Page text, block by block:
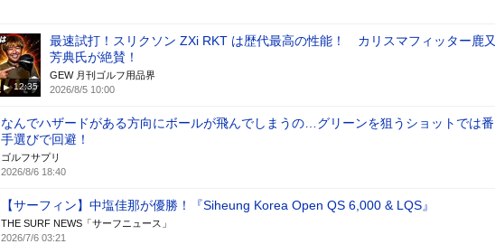
12:35
最速試打！スリクソン ZXi RKT は歴代最高の性能！ カリスマフィッター鹿又
芳典氏が絶賛！
GEW 月刊ゴルフ用品界
2026/8/5 10:00
なんでハザードがある方向にボールが飛んでしまうの…グリーンを狙うショットでは番
手選びで回避！
ゴルフサプリ
2026/8/6 18:40
【サーフィン】中塩佳那が優勝！『Siheung Korea Open QS 6,000 & LQS』
THE SURF NEWS「サーフニュース」
2026/7/6 03:21